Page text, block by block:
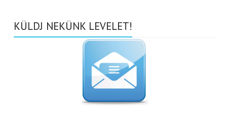
KÜLDJ NEKÜNK LEVELET!